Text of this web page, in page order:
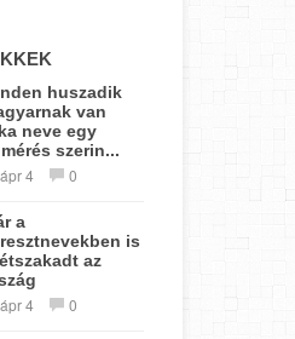
huszadik
van
neve egy
szerin...
ápr 4 0
a
is
az
ápr 4 0